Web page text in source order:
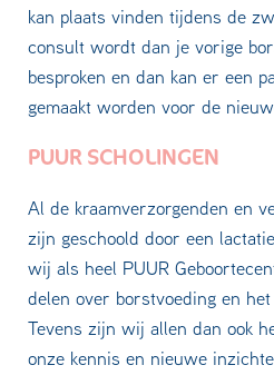
kan plaats vinden tijdens de
consult wordt dan je vorige
besproken en dan kan er een
gemaakt worden voor de
PUUR SCHOLINGEN
Al de kraamverzorgenden en
zijn geschoold door een
wij als heel PUUR
delen over borstvoeding en
Tevens zijn wij allen dan ook
onze kennis en nieuwe